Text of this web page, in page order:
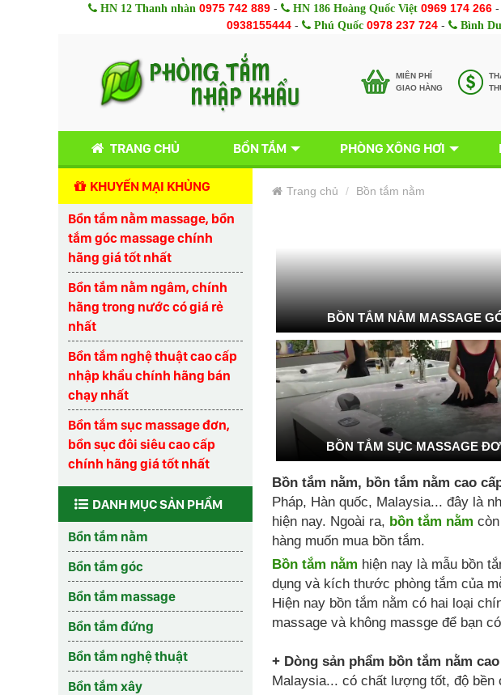
HN 12 Thanh nhàn 0975 742 889 - HN 186 Hoàng Quốc Việt 0969 174 266 -
0938155444- Phú Quốc 0978 237 724- Bình
MIÊN PHÍ
GIAO HÀNG
TRANG CHỦ BỒN TẮM PHÒNG XÔNG HƠI
KHUYẾN MẠI KHỦNG
Bồn tắm nằm massage, bồn
tắm góc massage chính
hãng giá tốt nhất
Bồn tắm nằm ngâm, chính
hãng trong nước có giá rẻ
nhất
Bồn tắm nghệ thuật cao cấp
nhập khẩu chính hãng bán
chạy nhất
Bồn tắm sục massage đơn,
bồn sục đôi siêu cao cấp
chính hãng giá tốt nhất
DANH MỤC SẢN PHẨM
Bồn tắm nằm
Bồn tắm góc
Bồn tắm massage
Bồn tắm đứng
Bồn tắm nghệ thuật
Bồn tắm xây
Trang chủ Bồn tắm nằm
BỒN TẮM NẰM MASSAGE
BỒN TẮM SỤC MASSAGE
Bồn tắm nằm, bồn tắm nằm cao
Pháp, Hàn quốc, Malaysia... đây là
hiện nay. Ngoài ra, bồn tắm nằm
hàng muốn mua bồn tắm.
Bồn tắm nằm hiện nay là mẫu bồn
dụng và kích thước phòng tắm của
Hiện nay bồn tắm nằm có hai loại
massage và không massge để bạn
+ Dòng sản phẩm bồn tắm nằm
Malaysia... có chất lượng tốt, độ bền